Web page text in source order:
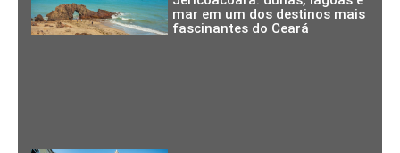
mar em um dos destinos mais
fascinantes do Ceará